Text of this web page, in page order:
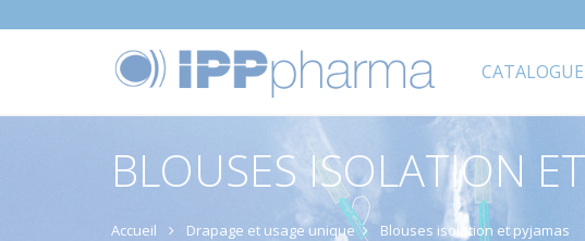
CATALOGUE
BLOUSES ISOLATION
Accueil Drapage et usage unique Blouses isolation et pyjamas